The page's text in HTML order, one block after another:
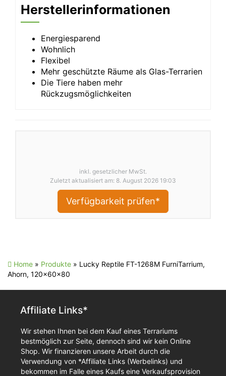
Herstellerinformationen
Energiesparend
Wohnlich
Flexibel
Mehr geschützte Räume als Glas-Terrarien
Die Tiere haben mehr
Rückzugsmöglichkeiten
inkl. gesetzlicher MwSt.
Zuletzt aktualisiert am: 8. August 2026 19:03
Verfügbarkeit prüfen*
Home » Produkte » Lucky Reptile FT-1268M FurniTarrium,
Ahorn, 120x60x80
Affiliate Links*
Wir stehen Ihnen bei dem Kauf eines Terrariums
bestmöglich zur Seite, dennoch sind wir kein Online
Shop. Wir finanzieren unsere Arbeit durch die
Verwendung von *Affiliate Links (Werbelinks) und
bekommen im Falle eines Kaufs eine Verkaufsprovision